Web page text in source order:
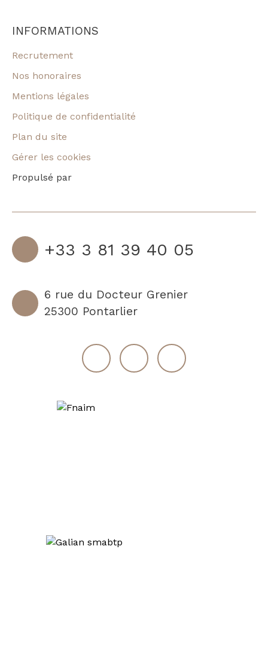
INFORMATIONS
Recrutement
Nos honoraires
Mentions légales
Politique de confidentialité
Plan du site
Gérer les cookies
Propulsé par
+33 3 81 39 40 05
6 rue du Docteur Grenier
25300 Pontarlier